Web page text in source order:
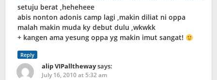
setuju berat ,heheheee
abis nonton adonis camp lagi ,makin diliat ni oppa
malah makin muda ky debut dulu ,wkwkk
+ kangen ama yesung oppa yg makin imut sangat!
Reply
alip VIPallthewaysays:
July 16, 2010 at 5:32 am